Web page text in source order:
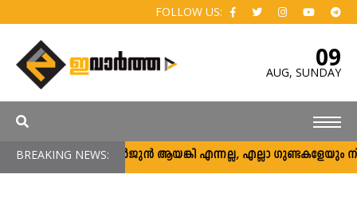
FOLLOW US:
09
AUG, SUNDAY
BREAKING NEWS:അര്‍ജുന്‍ ആയങ്കി എന്നല്ല, എല്ലാ ഗുണ്ടകളേയും